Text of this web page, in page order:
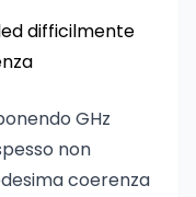
difficilmente
GHz
non
coerenza